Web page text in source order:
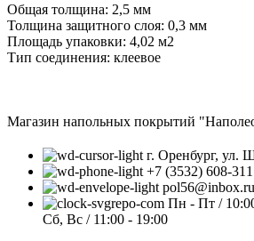
Общая толщина: 2,5 мм
Толщина защитного слоя: 0,3 мм
Площадь упаковки: 4,02 м2
Тип соединения: клеевое
Магазин напольных покрытий
г. Оренбург, ул.
+7 (3532) 608-311
pol56@inbox.ru
Пн - Пт /
Сб, Вс / 11:00 - 19:00